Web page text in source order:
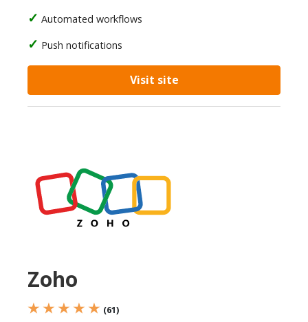
Automated workflows
Push notifications
Visit site
Zoho
★ ★ ★ ★ ★ (61)